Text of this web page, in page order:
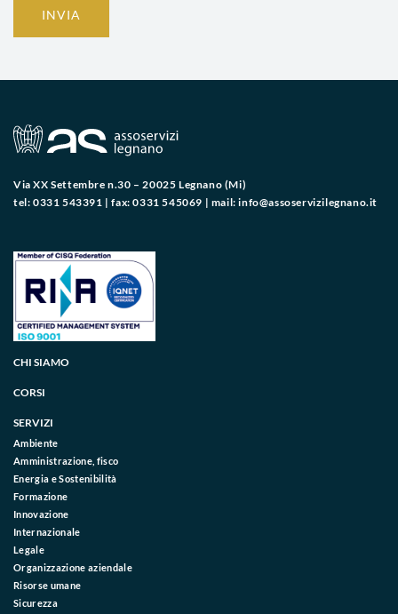
INVIA
Via XX Settembre n.30 – 20025 Legnano (Mi)
tel: 0331 543391 | fax: 0331 545069 | mail:info@assoservizilegnano.it
CHI SIAMO
CORSI
SERVIZI
Ambiente
Amministrazione, fisco
Energia e Sostenibilità
Formazione
Innovazione
Internazionale
Legale
Organizzazione aziendale
Risorse umane
Sicurezza